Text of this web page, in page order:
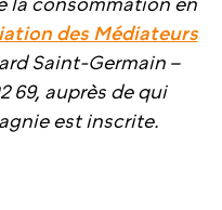
des Médiateurs
Saint-Germain –
69, auprès de qui
est inscrite.